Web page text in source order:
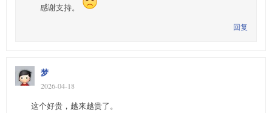
感谢支持。
回复
梦
2026-04-18
这个好贵，越来越贵了。